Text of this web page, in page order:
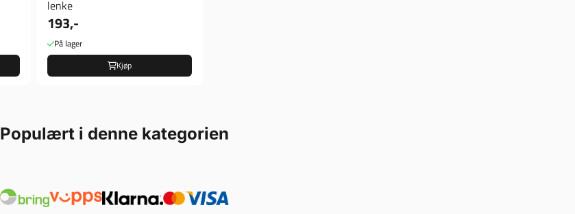
lenke
193,-
På lager
Kjøp
Populært i denne kategorien